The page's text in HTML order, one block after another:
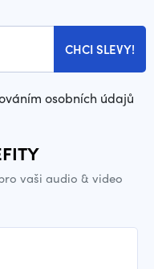
CHCI SLEVY!
osobních údajů
vaši audio & video